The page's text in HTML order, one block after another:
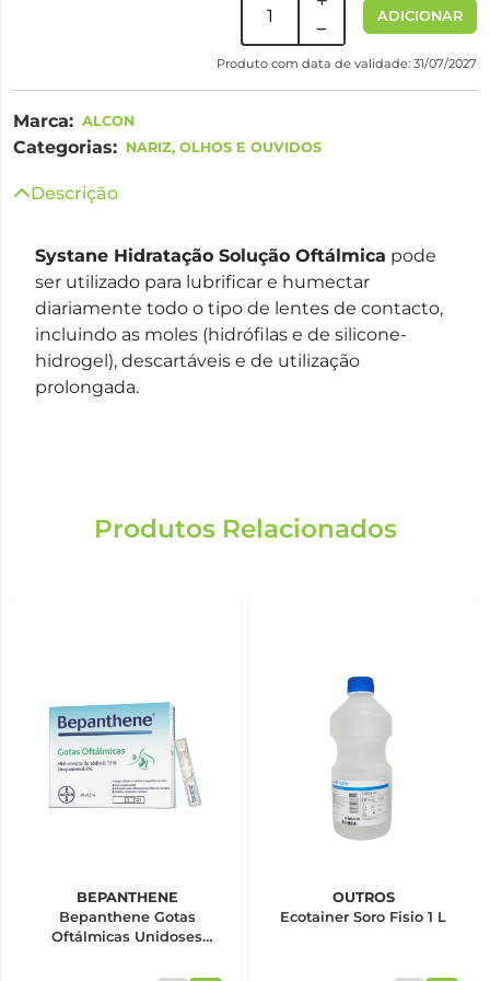
ADICIONAR
Produto com data de validade: 31/07/2027
Marca: ALCON
Categorias: NARIZ, OLHOS E OUVIDOS
Descrição
Systane Hidratação Solução Oftálmica pode
ser utilizado para lubrificar e humectar
diariamente todo o tipo de lentes de contacto,
incluindo as moles (hidrófilas e de silicone-
hidrogel), descartáveis e de utilização
prolongada.
Produtos Relacionados
BEPANTHENE
Bepanthene Gotas
Oftálmicas Unidoses
OUTROS
Ecotainer Soro Fisio 1 L